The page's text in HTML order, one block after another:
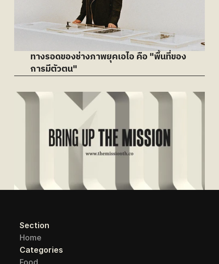
ทางรอดของช่างภาพยุคเอไอ คือ "พื้นที่ของ
การมีตัวตน"
Section
Home
Categories